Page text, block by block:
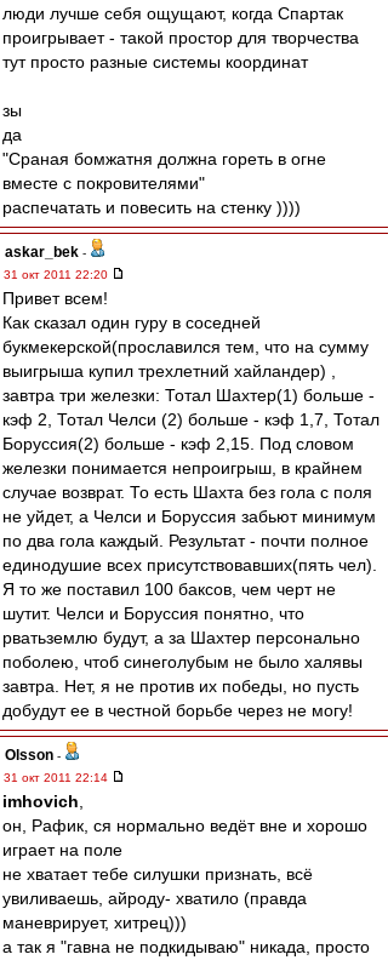
люди лучше себя ощущают, когда Спартак
проигрывает - такой простор для творчества
тут просто разные системы координат
зы
да
"Сраная бомжатня должна гореть в огне
вместе с покровителями"
распечатать и повесить на стенку ))))
askar_bek -
31 окт 2011 22:20
Привет всем!
Как сказал один гуру в соседней
букмекерской(прославился тем, что на сумму
выигрыша купил трехлетний хайландер) ,
завтра три железки: Тотал Шахтер(1) больше -
кэф 2, Тотал Челси (2) больше - кэф 1,7, Тотал
Боруссия(2) больше - кэф 2,15. Под словом
железки понимается непроигрыш, в крайнем
случае возврат. То есть Шахта без гола с поля
не уйдет, а Челси и Боруссия забьют минимум
по два гола каждый. Результат - почти полное
единодушие всех присутствовавших(пять чел).
Я то же поставил 100 баксов, чем черт не
шутит. Челси и Боруссия понятно, что
рватьземлю будут, а за Шахтер персонально
поболею, чтоб синеголубым не было халявы
завтра. Нет, я не против их победы, но пусть
добудут ее в честной борьбе через не могу!
Olsson -
31 окт 2011 22:14
imhovich
он, Рафик, ся нормально ведёт вне и хорошо
играет на поле
не хватает тебе силушки признать, всё
увиливаешь, айроду- хватило (правда
маневрирует, хитрец)))
а так я "гавна не подкидываю" никада, просто